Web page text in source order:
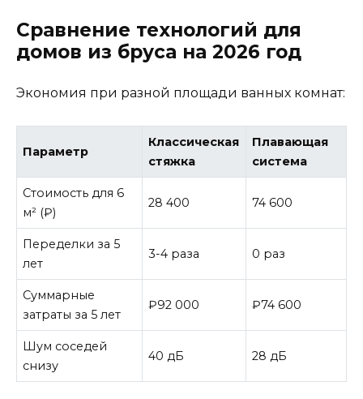
Сравнение технологий для
домов из бруса на 2026 год
Экономия при разной площади ванных комнат:
Параметр
Классическая
стяжка
Плавающая
система
Стоимость для 6
м² (₽)
28 400 74 600
Переделки за 5
лет
3-4 раза 0 раз
Суммарные
затраты за 5 лет
₽92 000 ₽74 600
Шум соседей
снизу
40 дБ 28 дБ